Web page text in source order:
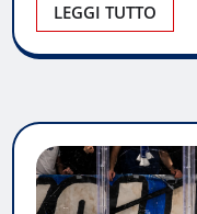
LEGGI TUTTO